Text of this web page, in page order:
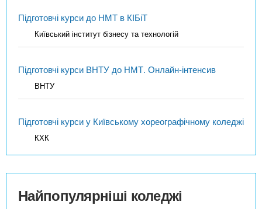
Підготовчі курси до НМТ в КІБіТ
Київський інститут бізнесу та технологій
Підготовчі курси ВНТУ до НМТ. Онлайн-інтенсив
ВНТУ
Підготовчі курси у Київському хореографічному коледжі
КХК
Найпопулярніші коледжі